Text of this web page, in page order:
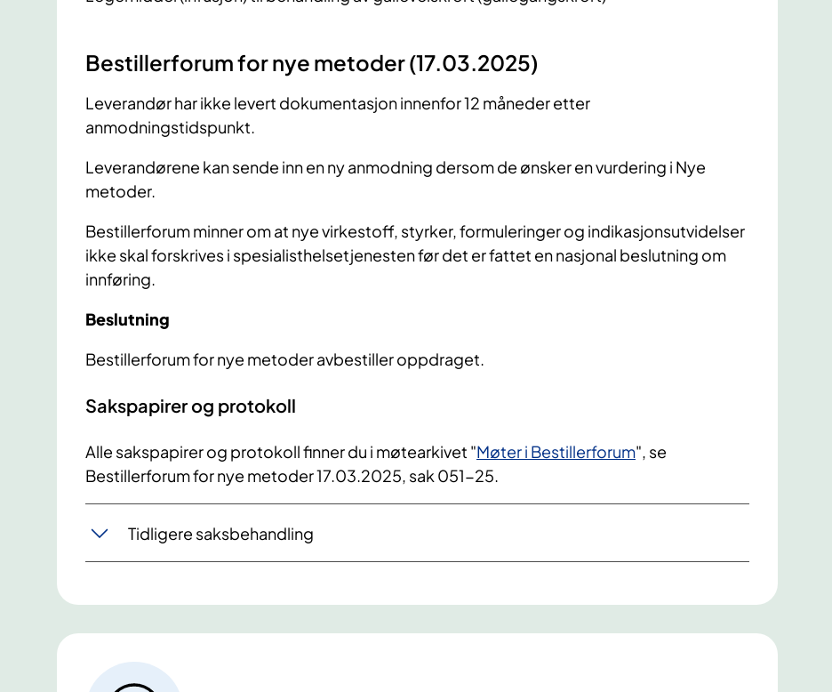
Bestillerforum for nye metoder (17.03.2025)
Leverandør har ikke levert dokumentasjon innenfor 12 måneder etter
anmodningstidspunkt.
Leverandørene kan sende inn en ny anmodning dersom de ønsker en vurdering i Nye
metoder.
Bestillerforum minner om at nye virkestoff, styrker, formuleringer og indikasjonsutvidelser
ikke skal forskrives i spesialisthelsetjenesten før det er fattet en nasjonal beslutning om
innføring.
Beslutning
Bestillerforum for nye metoder avbestiller oppdraget.
Sakspapirer og protokoll
Alle sakspapirer og protokoll finner du i møtearkivet "Møter i Bestillerforum", se
Bestillerforum for nye metoder 17.03.2025, sak 051-25.
Tidligere saksbehandling